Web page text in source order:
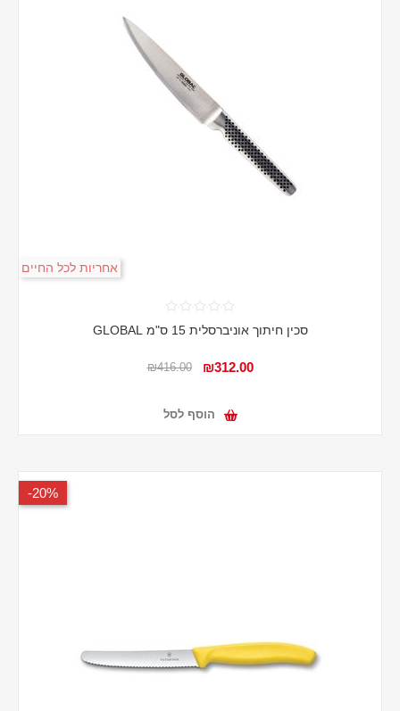
אחריות לכל החיים
סכין חיתוך אוניברסלית 15 ס"מ GLOBAL
₪312.00
₪416.00
הוסף לסל
20%-